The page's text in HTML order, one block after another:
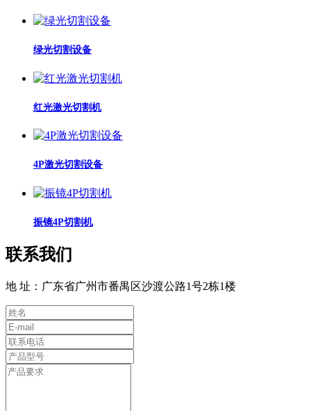
绿光切割设备
红光激光切割机
4P激光切割设备
振镜4P切割机
联系我们
地 址：广东省广州市番禺区沙渡公路1号2栋1楼